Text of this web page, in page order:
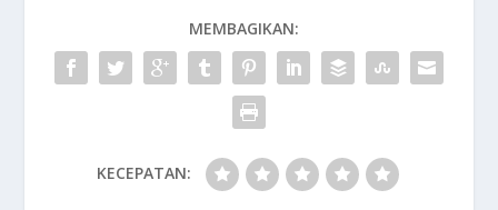
MEMBAGIKAN:
KECEPATAN: